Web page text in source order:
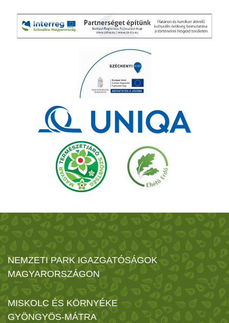
NEMZETI PARK IGAZGATÓSÁGOK
MAGYARORSZÁGON
MISKOLC ÉS KÖRNYÉKE
GYÖNGYÖS-MÁTRA